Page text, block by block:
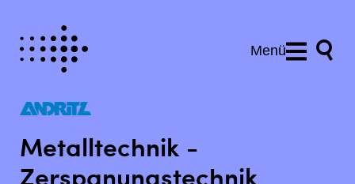
Menü
Metalltechnik -
Zerspanungstechnik